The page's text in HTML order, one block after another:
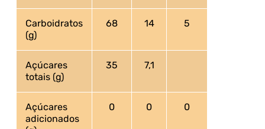
Carboidratos
(g)
68 14 5
Açúcares
totais (g)
35 7,1
Açúcares
adicionados
0 0 0